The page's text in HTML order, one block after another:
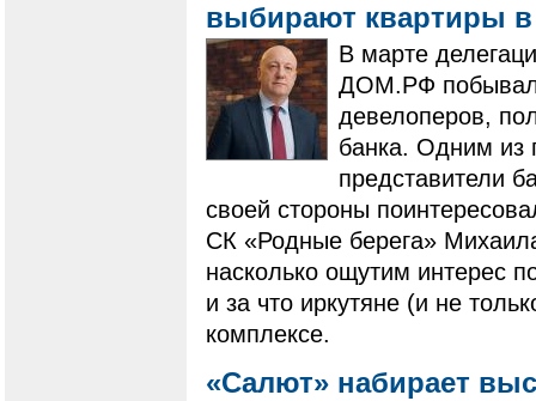
выбирают квартиры
​​​​​​​В марте
ДОМ.РФ
девелоперов,
банка. Одним из
представители
своей стороны
СК «Родные берега»
насколько ощутим интерес
и за что иркутяне (и не
комплексе.
«Салют» набирает